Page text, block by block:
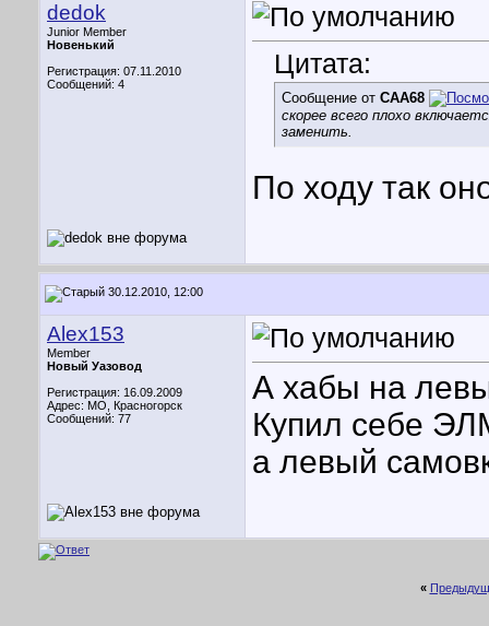
dedok
Junior Member
Новенький
Регистрация: 07.11.2010
Сообщений: 4
Цитата:
Сообщение от САА68
скорее всего плохо
заменить.
По ходу так
30.12.2010, 12:00
Alex153
Member
Новый Уазовод
Регистрация: 16.09.2009
Адрес: МО, Красногорск
Сообщений: 77
А хабы на
Купил себе
а левый
«